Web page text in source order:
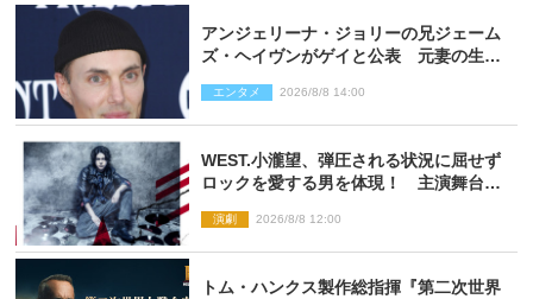
アンジェリーナ・ジョリーの兄ジェーム
ズ・ヘイヴンがゲイと公表 元妻の生配
エンタメ 2026/8/8 14:00
WEST.小瀧望、弾圧される状況に屈せず
ロックを愛する男を体現！ 主演舞台
演劇 2026/8/8 12:00
トム・ハンクス製作総指揮『第二次世界